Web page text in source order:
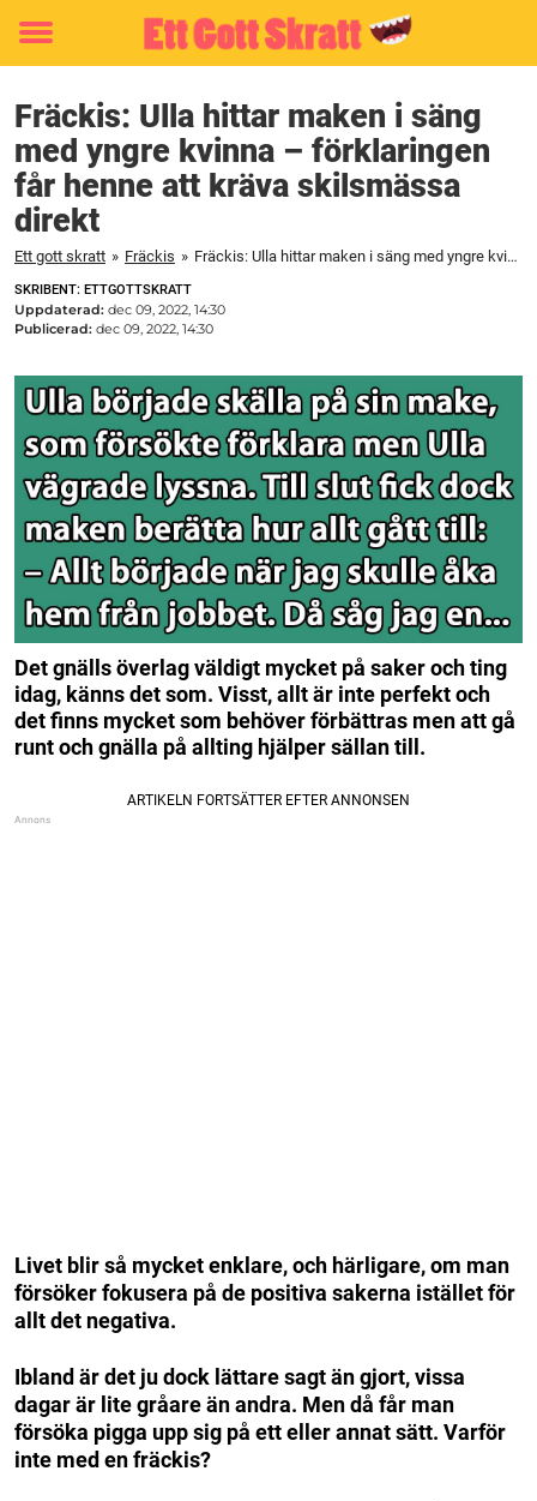
Toggle
Fräckis: Ulla hittar maken i säng
med yngre kvinna – förklaringen
får henne att kräva skilsmässa
direkt
Ett gott skratt » Fräckis » Fräckis: Ulla hittar maken i säng med yngre kvinna – förklaringen får henne att kräva skilsmässa direkt
SKRIBENT: ETTGOTTSKRATT
Uppdaterad: dec 09, 2022, 14:30
Publicerad: dec 09, 2022, 14:30
Det gnälls överlag väldigt mycket på saker och ting
idag, känns det som. Visst, allt är inte perfekt och
det finns mycket som behöver förbättras men att gå
runt och gnälla på allting hjälper sällan till.
Livet blir så mycket enklare, och härligare, om man
försöker fokusera på de positiva sakerna istället för
allt det negativa.
Ibland är det ju dock lättare sagt än gjort, vissa
dagar är lite gråare än andra. Men då får man
försöka pigga upp sig på ett eller annat sätt. Varför
inte med en fräckis?